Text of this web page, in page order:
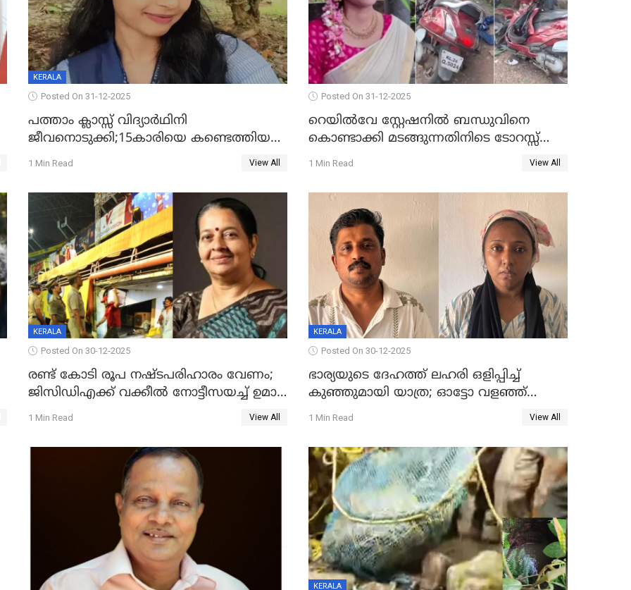
KERALA
Posted On 31-12-2025
പത്താം ക്ലാസ്സ് വിദ്യാര്‍ഥിനി
ജീവനൊടുക്കി;15കാരിയെ കണ്ടെത്തിയത്
കിടപ്പുമുറിയില്‍ തൂങ്ങി മരിച്ച നിലയിൽ
1 Min Read View All
Posted On 31-12-2025
റെയിൽവേ സ്റ്റേഷനിൽ ബന്ധുവിനെ
കൊണ്ടാക്കി മടങ്ങുന്നതിനിടെ ടോറസ്സ്
ലോറി സ്കൂട്ടറിൽ ഇടിച്ചു : യുവതിക്ക്
1 Min Read View All
KERALA
Posted On 30-12-2025
രണ്ട് കോടി രൂപ നഷ്ടപരിഹാരം വേണം;
ജിസിഡിഎക്ക് വക്കീൽ നോട്ടീസയച്ച് ഉമാ
തോമസ്
1 Min Read View All
KERALA
Posted On 30-12-2025
ഭാര്യയുടെ ദേഹത്ത് ലഹരി ഒളിപ്പിച്ച്
കുഞ്ഞുമായി യാത്ര; ഓട്ടോ വളഞ്ഞ്
ദമ്പതികളെ പിടികൂടി പൊലീസ്
1 Min Read View All
KERALA